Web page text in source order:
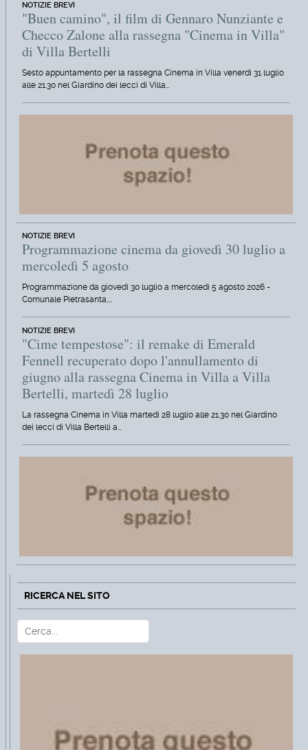
NOTIZIE BREVI
"Buen camino", il film di Gennaro Nunziante e
Checco Zalone alla rassegna "Cinema in Villa"
di Villa Bertelli
Sesto appuntamento per la rassegna Cinema in Villa venerdì 31 luglio
alle 21.30 nel Giardino dei lecci di Villa…
NOTIZIE BREVI
Programmazione cinema da giovedì 30 luglio a
mercoledì 5 agosto
Programmazione da giovedì 30 luglio a mercoledì 5 agosto 2026 -
Comunale Pietrasanta,…
NOTIZIE BREVI
"Cime tempestose": il remake di Emerald
Fennell recuperato dopo l'annullamento di
giugno alla rassegna Cinema in Villa a Villa
Bertelli, martedì 28 luglio
La rassegna Cinema in Villa martedì 28 luglio alle 21.30 nel Giardino
dei lecci di Villa Bertelli a…
RICERCA NEL SITO
Cerca Type 2 or more characters for